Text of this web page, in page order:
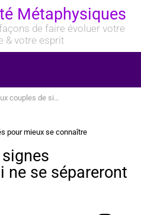
Métaphysiques
de faire évoluer votre
& votre esprit
de signes astrologiques qui ne se sépareront jamais
pour mieux se connaître
ne se sépareront